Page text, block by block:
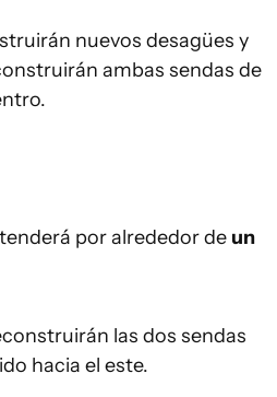
nuevos desagües y
ambas sendas de
por alrededor de un
las dos sendas
hacia el este.